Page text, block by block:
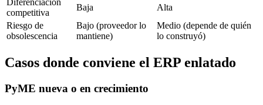
Diferenciación
competitiva
Baja
Alta
Riesgo de
obsolescencia
Bajo (proveedor lo
mantiene)
Medio (depende de quién
lo construyó)
Casos donde conviene el ERP enlatado
PyME nueva o en crecimiento